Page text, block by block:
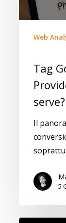
Web
Tag
serve?
Il
5